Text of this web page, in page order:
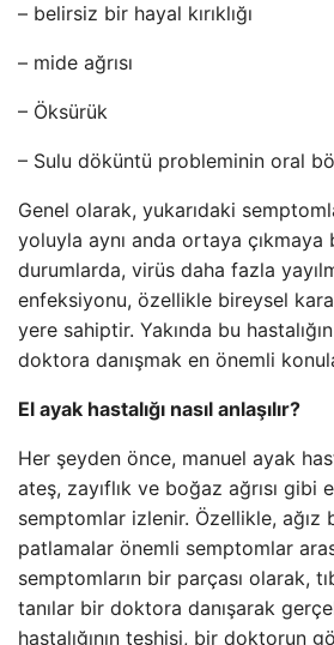
– belirsiz bir hayal kırıklığı
– mide ağrısı
– Öksürük
– Sulu döküntü probleminin oral
Genel olarak, yukarıdaki
yoluyla aynı anda ortaya çıkmaya
durumlarda, virüs daha fazla
enfeksiyonu, özellikle bireysel
yere sahiptir. Yakında bu
doktora danışmak en önemli
El ayak hastalığı nasıl anlaşılır?
Her şeyden önce, manuel ayak
ateş, zayıflık ve boğaz ağrısı gibi
semptomlar izlenir. Özellikle, ağız
patlamalar önemli semptomlar
semptomların bir parçası olarak,
tanılar bir doktora danışarak
hastalığının teşhisi, bir doktorun